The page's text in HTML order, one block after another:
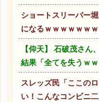
ショートスリーバー
になるｗｗｗｗｗｗ
【仰天】 石破茂さん
結果「全てを失うｗｗ
スレッズ民「ここの
い！こんなコンビニ